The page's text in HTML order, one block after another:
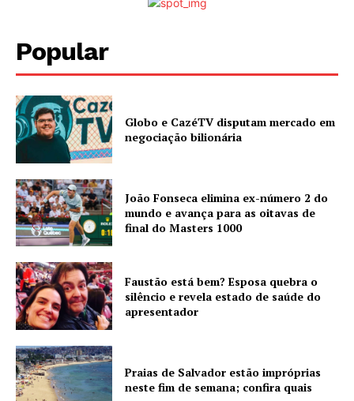
Popular
Globo e CazéTV disputam mercado em
negociação bilionária
João Fonseca elimina ex-número 2 do
mundo e avança para as oitavas de
final do Masters 1000
Faustão está bem? Esposa quebra o
silêncio e revela estado de saúde do
apresentador
Praias de Salvador estão impróprias
neste fim de semana; confira quais